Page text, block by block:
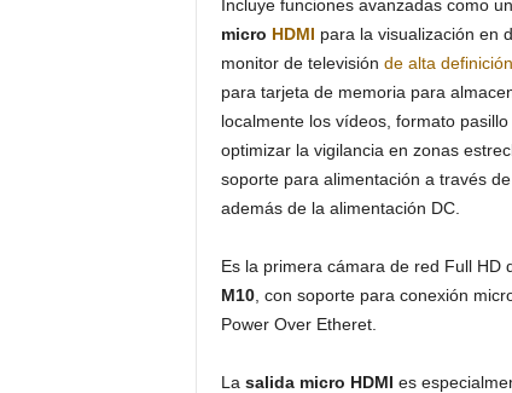
Incluye funciones avanzadas como
micro HDMI para la visualización en
monitor de televisión de alta definición
para tarjeta de memoria para
localmente los vídeos, formato pasillo
optimizar la vigilancia en zonas
soporte para alimentación a través de
además de la alimentación DC.
Es la primera cámara de red Full HD
M10, con soporte para conexión
Power Over Etheret.
La salida micro HDMI es